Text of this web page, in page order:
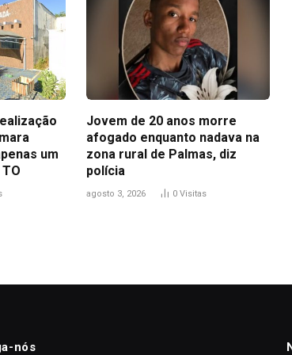
um
Jovem de 20 anos morre
afogado enquanto nadava na
zona rural de Palmas, diz
polícia
agosto 3, 2026 0 Visitas
nós